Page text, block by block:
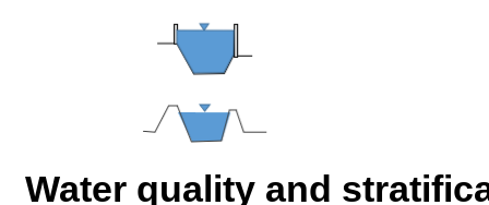
Water quality and